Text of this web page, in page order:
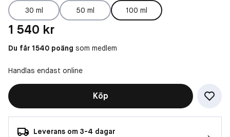
30 ml
50 ml
100 ml
Pris: 1 540 kr
1 540 kr
Du får 1540 poäng som medlem
Handlas endast online
Köp
Leverans om 3-4 dagar